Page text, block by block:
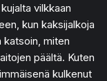
vilkkaan
kun kaksijalkoja
katsoin, miten
päältä. Kuten
kulkenut